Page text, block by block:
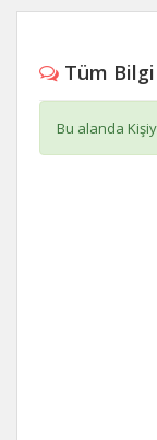
Tüm Bilgi
Bu alanda